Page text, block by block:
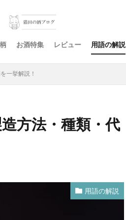
お酒特集 レビュー 用語の解説
一挙解説！
方法・種類・代
用語の解説